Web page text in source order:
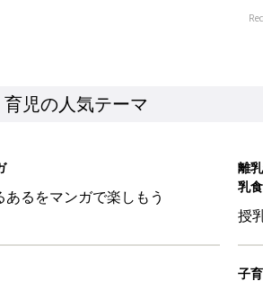
金
子どもの水難事故は、小1・中1の夏に多く発
く【専門家】
赤ちゃん・育児
たまひよ ファミリーパーク2026】協賛企業